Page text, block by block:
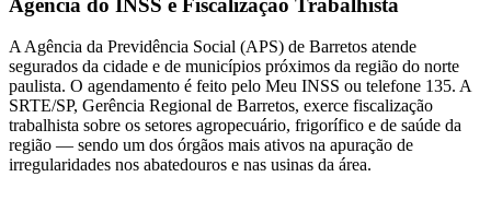
A Agência da Previdência Social (APS) de Barretos atende
segurados da cidade e de municípios próximos da região do norte
paulista. O agendamento é feito pelo Meu INSS ou telefone 135. A
SRTE/SP, Gerência Regional de Barretos, exerce fiscalização
trabalhista sobre os setores agropecuário, frigorífico e de saúde da
região — sendo um dos órgãos mais ativos na apuração de
irregularidades nos abatedouros e nas usinas da área.